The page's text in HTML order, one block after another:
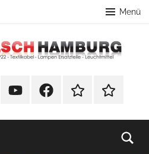
Menü
YouTubeFacebookTikTok Webshop